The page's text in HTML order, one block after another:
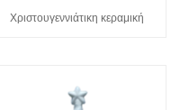
Χριστουγεννιάτικη κεραμική